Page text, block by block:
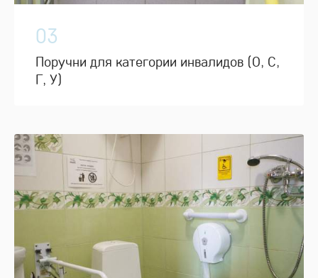
03
Поручни для категории инвалидов (О, С,
Г, У)